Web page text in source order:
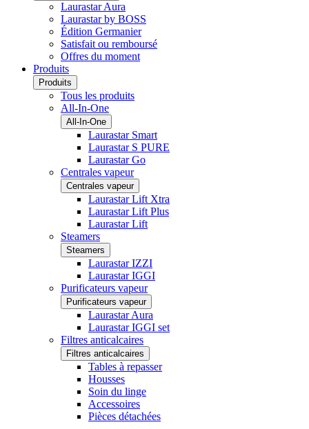
Laurastar Aura
Laurastar by BOSS
Édition Germanier
Satisfait ou remboursé
Offres du moment
Produits
Produits
Tous les produits
All-In-One
All-In-One
Laurastar Smart
Laurastar S PURE
Laurastar Go
Centrales vapeur
Centrales vapeur
Laurastar Lift Xtra
Laurastar Lift Plus
Laurastar Lift
Steamers
Steamers
Laurastar IZZI
Laurastar IGGI
Purificateurs vapeur
Purificateurs vapeur
Laurastar Aura
Laurastar IGGI set
Filtres anticalcaires
Filtres anticalcaires
Tables à repasser
Housses
Soin du linge
Accessoires
Pièces détachées